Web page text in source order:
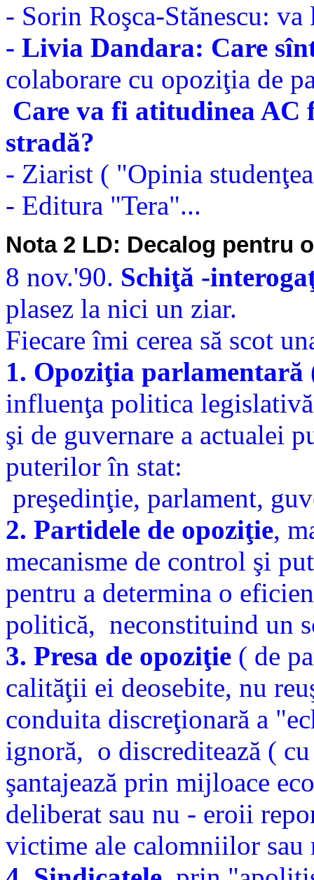
- Sorin Roşca-Stănescu:
- Livia Dandara: Care
colaborare cu opoziţia de
Care va fi atitudinea AC
stradă?
- Ziarist ( "Opinia
- Editura "Tera"...
Nota 2 LD: Decalog pentru
8 nov.'90. Schiţă -
plasez la nici un ziar.
Fiecare îmi cerea să scot
1. Opoziţia parlamentară
influenţa politica legislativă
şi de guvernare a actualei
puterilor în stat:
preşedinţie, parlament,
2. Partidele de opoziţie,
mecanisme de control şi
pentru a determina o
politică, neconstituind un
3. Presa de opoziţie ( de
calităţii ei deosebite, nu
conduita discreţionară a
ignoră, o discreditează (
şantajează prin mijloace
deliberat sau nu - eroii
victime ale calomniilor sau